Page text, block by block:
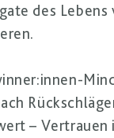
des
–